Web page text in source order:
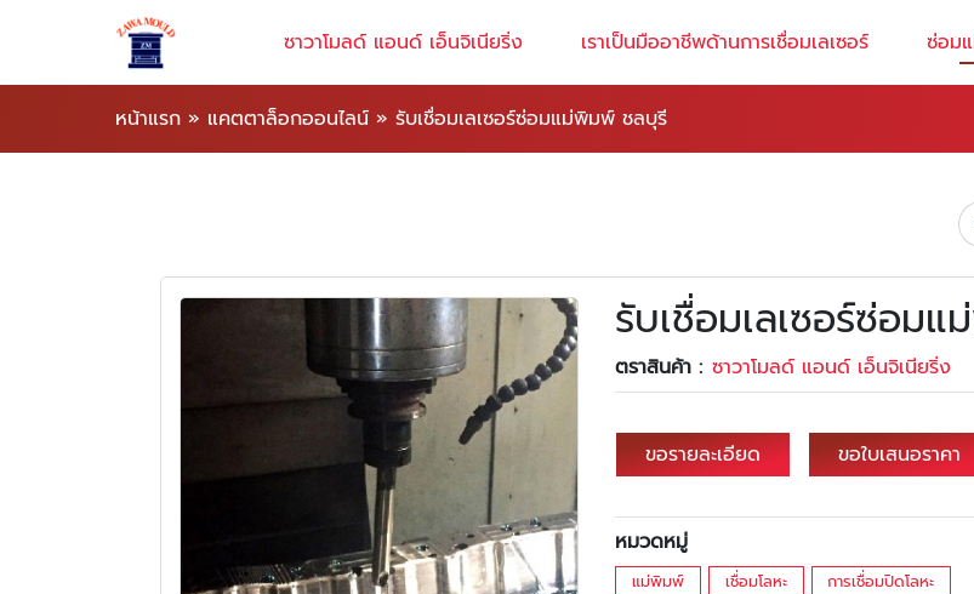
ซาวาโมลด์ แอนด์ เอ็นจิเนียริ่ง เราเป็นมืออาชีพด้านการเชื่อมเลเซอร์ ซ่อม
หน้าแรก » แคตตาล็อกออนไลน์ » รับเชื่อมเลเซอร์ซ่อมแม่พิมพ์ ชลบุรี
รับเชื่อมเลเซอร์ซ่อม
ตราสินค้า : ซาวาโมลด์ แอนด์ เอ็นจิเนียริ่ง
ขอรายละเอียด ขอใบเสนอราคา
หมวดหมู่
แม่พิมพ์ เชื่อมโลหะ การเชื่อมปิดโลหะ